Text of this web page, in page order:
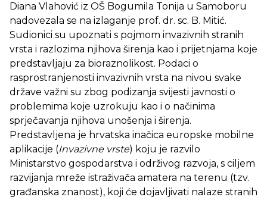
Diana Vlahović iz OŠ Bogumila Tonija u Samoboru
nadovezala se na izlaganje prof. dr. sc. B. Mitić.
Sudionici su upoznati s pojmom invazivnih stranih
vrsta i razlozima njihova širenja kao i prijetnjama koje
predstavljaju za bioraznolikost. Podaci o
rasprostranjenosti invazivnih vrsta na nivou svake
države važni su zbog podizanja svijesti javnosti o
problemima koje uzrokuju kao i o načinima
sprječavanja njihova unošenja i širenja.
Predstavljena je hrvatska inačica europske mobilne
aplikacije (Invazivne vrste) koju je razvilo
Ministarstvo gospodarstva i održivog razvoja, s ciljem
razvijanja mreže istraživača amatera na terenu (tzv.
građanska znanost), koji će dojavljivati nalaze stranih